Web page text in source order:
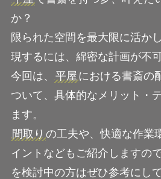
か？
限られた空間を最大限に活か
現するには、綿密な計画が不可
今回は、
平屋 における書斎の
ついて、具体的なメリット・
ます。
間取り の工夫や、快適な作業
イントなどもご紹介しますの
を検討中の方はぜひ参考にし